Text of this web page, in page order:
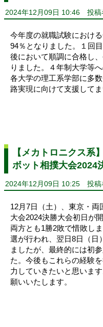
2024年12月09日 10:46 投稿
今年度の就職試験におけ
94％となりました。１回
後において順調に合格し
りました。４年制大学等
各大学の理工系学部に多
路実現に向けて支援してま
【メカトロニクス
ボット相撲大会2024
2024年12月09日 10:25 投稿
12月7日（土）、東京・
大会2024決勝大会初日が
両方とも1勝2敗で惜敗し
選が行われ、翌日8日（日
ましたが、最終的には初
た。今後もこれらの経験
力していきたいと思いま
願いいたします。